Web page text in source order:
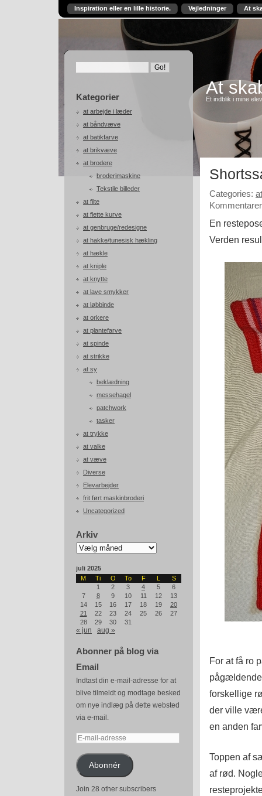
Inspiration eller en lille historie. Vejledninger At
Kategorier
at arbejde i læder
at båndvæve
at batikfarve
at brikvæve
at brodere
broderimaskine
Tekstile billeder
at filte
at flette kurve
at genbruge/redesigne
at hakke/tunesisk hækling
at hækle
at kniple
at knytte
at lave smykker
at løbbinde
at orkere
at plantefarve
at spinde
at strikke
at sy
beklædning
messehagel
patchwork
tasker
at trykke
at valke
at væve
Diverse
Elevarbejder
frit ført maskinbroderi
Uncategorized
Arkiv
Arkiv
juli 2025
M
Ti O To F L
S
1
2 3 4 5
6
7
8 9 10 11 12
13
14
15 16 17 18 19
20
21
22 23 24 25 26
27
28
29 30 31
« jun aug »
Abonner på blog via
Email
Indtast din e-mail-adresse for at
blive tilmeldt og modtage besked
om nye indlæg på dette websted
via e-mail.
E-
adresseAbonnér
Join 28 other subscribers
At
Et indblik i mine
Categories:
En
Verden
For at få ro
forskellige
der ville
en anden
Toppen af
af rød.